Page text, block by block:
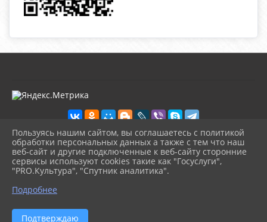
2026 г. kultura-uvat.ru
Вход
Карта сайта
Политика обработки персональных данных
Сделано на KubCMS
Разработка и поддержка
Пользуясь нашим сайтом, вы соглашаетесь с политикой
обработки персональных данных а также с тем что наш
веб-сайт и другие подключенные к веб-сайту сторонние
сервисы используют cookies такие как "Госуслуги",
"PRO.Культура", "Спутник аналитика".
Подробнее
Подтверждаю